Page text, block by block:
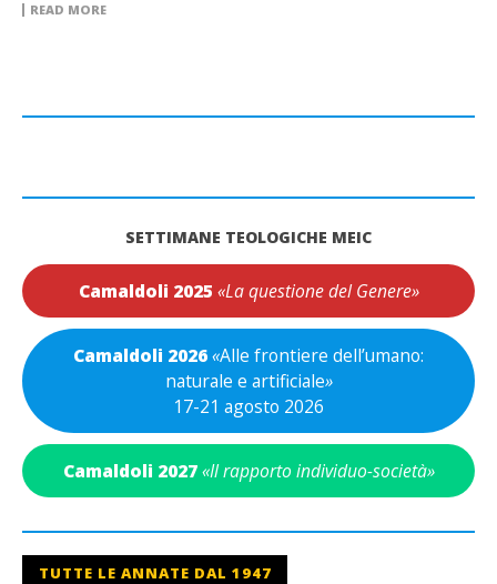
READ MORE
SETTIMANE TEOLOGICHE MEIC
Camaldoli 2025 «La questione del Genere»
Camaldoli 2026«Alle frontiere dell’umano:
naturale e artificiale»
17-21 agosto 2026
Camaldoli 2027 «Il rapporto individuo-società»
TUTTE LE ANNATE DAL 1947